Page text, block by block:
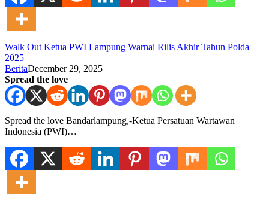
Walk Out Ketua PWI Lampung Warnai Rilis Akhir Tahun Polda
2025
BeritaDecember 29, 2025
Spread the love
Spread the love Bandarlampung,-Ketua Persatuan Wartawan
Indonesia (PWI)…